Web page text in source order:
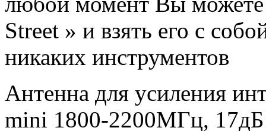
Street » и взять его с
никаких инструментов
Антенна для усиления
mini 1800-2200МГц,